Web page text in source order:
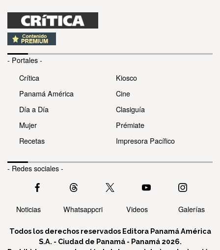
- Portales -
Crítica
Panamá América
Día a Día
Mujer
Recetas
Kiosco
Cine
Clasiguía
Prémiate
Impresora Pacífico
- Redes sociales -
Noticias Whatsappcri Videos Galerías
Todos los derechos reservados Editora Panamá América
S.A. - Ciudad de Panamá - Panamá 2026.